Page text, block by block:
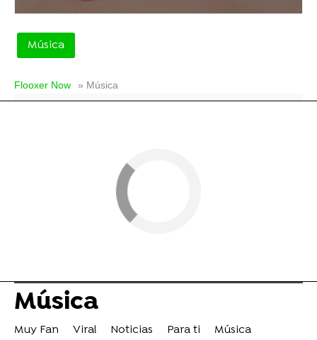
Música
Flooxer Now » Música
Música
Muy Fan Viral Noticias Para ti
Música